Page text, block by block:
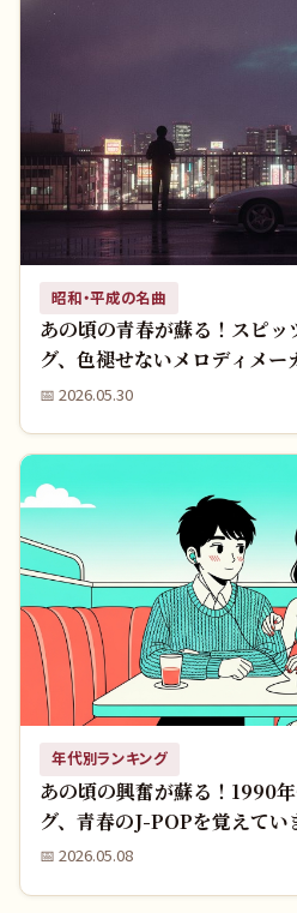
昭和・平成の名曲
あの頃の青春が蘇る！スピ
グ、色褪せないメロディメ
ますか？
📅 2026.05.30
年代別ランキング
あの頃の興奮が蘇る！1990
グ、青春のJ-POPを覚えてい
📅 2026.05.08